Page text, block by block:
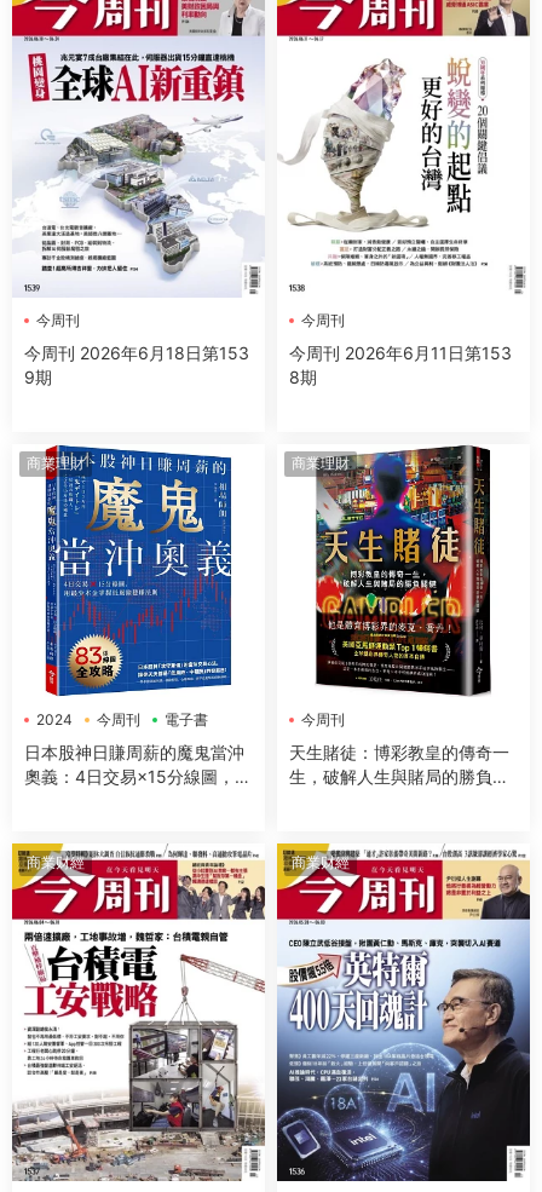
今周刊
今周刊 2026年6月18日第153
9期
今周刊
今周刊 2026年6月11日第153
8期
商業理財
2024 今周刊 電子書
日本股神日賺周薪的魔鬼當沖
奧義：4日交易×15分線圖，用
商業理財
今周刊
天生賭徒：博彩教皇的傳奇一
生，破解人生與賭局的勝負關
商業财經 商業财經